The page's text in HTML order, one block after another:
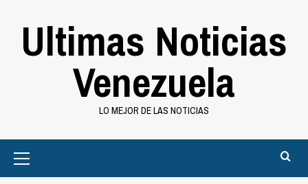
Ultimas Noticias
Venezuela
LO MEJOR DE LAS NOTICIAS
Menu